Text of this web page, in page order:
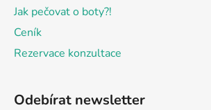
Jak pečovat o boty?!
Ceník
Rezervace konzultace
Odebírat newsletter